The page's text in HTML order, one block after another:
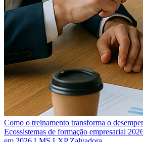
Como o treinamento transforma o
Ecossistemas de formação empresarial